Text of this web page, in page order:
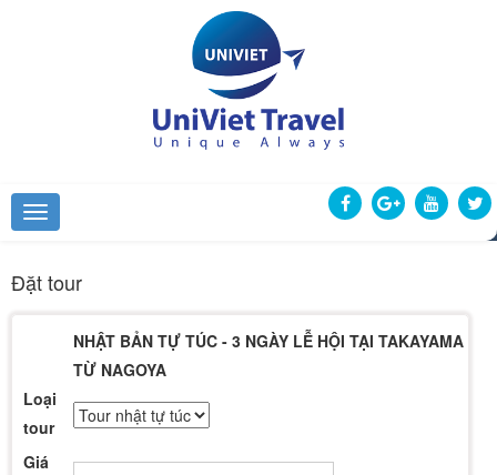
Đặt tour
NHẬT BẢN TỰ TÚC - 3 NGÀY LỄ HỘI TẠI TAKAYAMA -
TỪ NAGOYA
Loại
tour
Giá